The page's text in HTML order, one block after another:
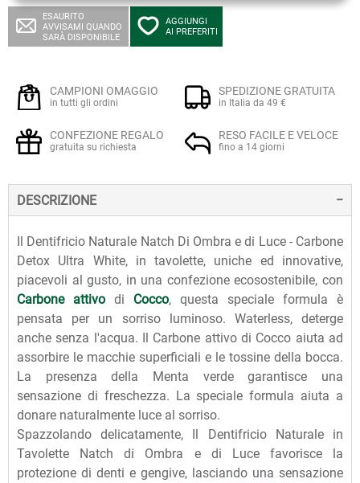
ESAURITO
AVVISAMI QUANDO
SARÀ DISPONIBILE
AGGIUNGI
AI PREFERITI
CAMPIONI OMAGGIO
in tutti gli ordini
SPEDIZIONE GRATUITA
in Italia da 49 €
CONFEZIONE REGALO
gratuita su richiesta
RESO FACILE E VELOCE
fino a 14 giorni
DESCRIZIONE
Il Dentifricio Naturale Natch Di Ombra e di Luce - Carbone
Detox Ultra White, in tavolette, uniche ed innovative,
piacevoli al gusto, in una confezione ecosostenibile, con
Carbone attivo di Cocco, questa speciale formula è
pensata per un sorriso luminoso. Waterless, deterge
anche senza l'acqua. Il Carbone attivo di Cocco aiuta ad
assorbire le macchie superficiali e le tossine della bocca.
La presenza della Menta verde garantisce una
sensazione di freschezza. La speciale formula aiuta a
donare naturalmente luce al sorriso.
Spazzolando delicatamente, Il Dentifricio Naturale in
Tavolette Natch di Ombra e di Luce favorisce la
protezione di denti e gengive, lasciando una sensazione